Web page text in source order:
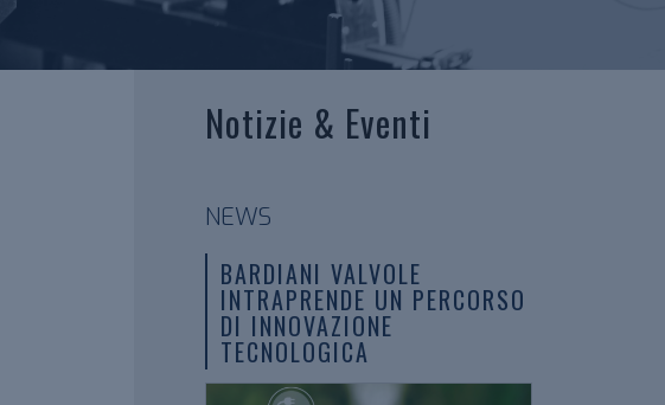
Notizie & Eventi
NEWS
BARDIANI VALVOLE
INTRAPRENDE UN PERCORSO
DI INNOVAZIONE
TECNOLOGICA